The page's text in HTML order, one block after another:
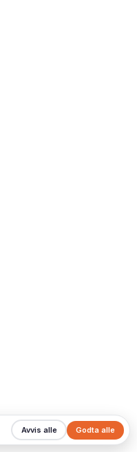
Godta alle
Avvis alle